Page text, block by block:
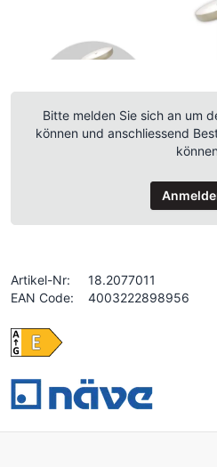
Bitte melden Sie sich an um
können und anschliessend
Artikel-Nr:
18.2077011
EAN Code:
4003222898956